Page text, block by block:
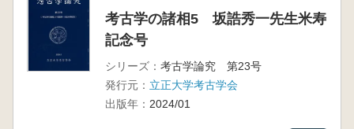
考古学の諸相5 坂誥秀一先生米寿
記念号
シリーズ： 考古学論究 第23号
発行元： 立正大学考古学会
出版年： 2024/01